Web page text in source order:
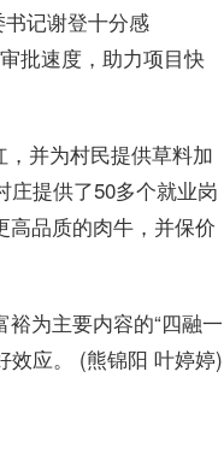
记谢登十分感
批速度，助力项目快
并为村民提供草料加
庄提供了50多个就业岗
品质的肉牛，并保价
为主要内容的“四融一
效应。 (熊锦阳 叶婷婷)